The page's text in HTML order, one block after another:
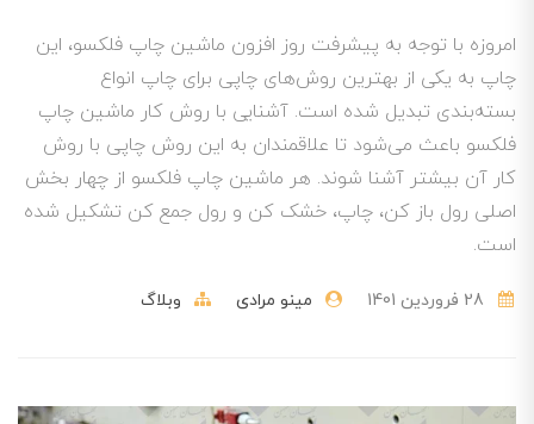
امروزه با توجه به پیشرفت روز افزون ماشین چاپ فلکسو، این
چاپ به یکی از بهترین روش‌های چاپی برای چاپ انواع
بسته‌بندی تبدیل شده است. آشنایی با روش کار ماشین چاپ
فلکسو باعث می‌شود تا علاقمندان به این روش چاپی با روش
کار آن بیشتر آشنا شوند. هر ماشین چاپ فلکسو از چهار بخش
اصلی رول باز کن، چاپ، خشک کن و رول جمع کن تشکیل شده
است.
مینو مرادی وبلاگ